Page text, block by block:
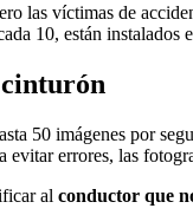
las víctimas de
10, están instalados
50 imágenes por
evitar errores, las
al conductor que